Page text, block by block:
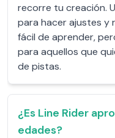
recorre tu creación.
para hacer ajustes y
fácil de aprender,
para aquellos que
de pistas.
¿Es Line Rider
edades?